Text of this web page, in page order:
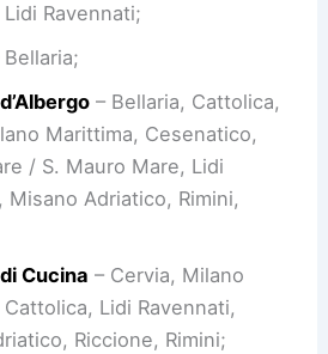
Ravennati;
– Bellaria, Cattolica,
Marittima, Cesenatico,
/ S. Mauro Mare, Lidi
Misano Adriatico, Rimini,
Cucina – Cervia, Milano
Lidi Ravennati,
Riccione, Rimini;